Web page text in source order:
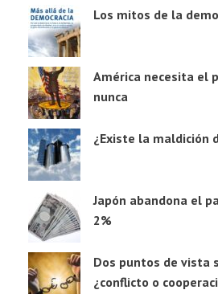
Los mitos de la
América necesita el
nunca
¿Existe la maldición
Japón abandona el
2%
Dos puntos de vista
¿conflicto o